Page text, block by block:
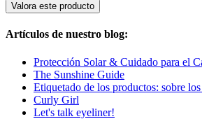
Valora este producto
Artículos de nuestro blog:
Protección Solar & Cuidado para el
The Sunshine Guide
Etiquetado de los productos: sobre
Curly Girl
Let's talk eyeliner!